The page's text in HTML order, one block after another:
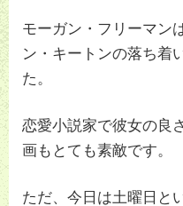
モーガン・フリーマン
ン・キートンの落ち着
た。
恋愛小説家で彼女の良
画もとても素敵です。
ただ、今日は土曜日と